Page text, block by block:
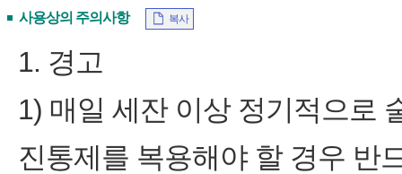
사용상의 주의사항 복사
1. 경고
1) 매일 세잔 이상 정기적으로
진통제를 복용해야 할 경우 반